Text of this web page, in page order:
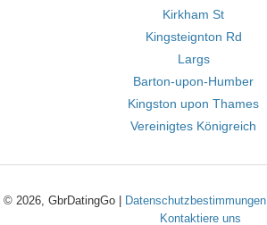
Kirkham St
Kingsteignton Rd
Largs
Barton-upon-Humber
Kingston upon Thames
Vereinigtes Königreich
© 2026, GbrDatingGo | Datenschutzbestimmungen
Kontaktiere uns